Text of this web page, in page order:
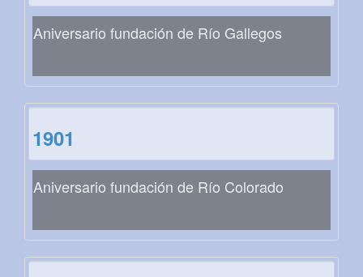
Aniversario fundación de Río Gallegos
1901
Aniversario fundación de Río Colorado